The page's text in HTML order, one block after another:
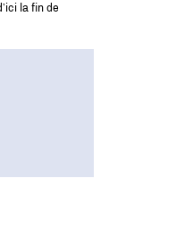
la fin de